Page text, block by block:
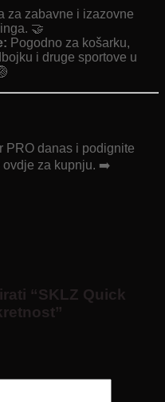
za zabavne i izazovne
🤝
Pogodno za košarku,
i druge sportove u
PRO danas i podignite
ovdje za kupnju. ➡️
“SKLZ Quick